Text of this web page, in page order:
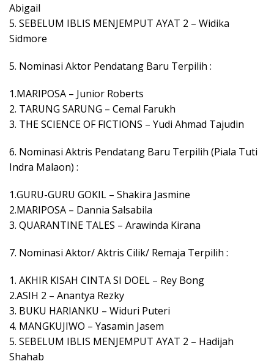
Abigail
5. SEBELUM IBLIS MENJEMPUT AYAT 2 – Widika
Sidmore
5. Nominasi Aktor Pendatang Baru Terpilih :
1.MARIPOSA – Junior Roberts
2. TARUNG SARUNG – Cemal Farukh
3. THE SCIENCE OF FICTIONS – Yudi Ahmad Tajudin
6. Nominasi Aktris Pendatang Baru Terpilih (Piala Tuti
Indra Malaon) :
1.GURU-GURU GOKIL – Shakira Jasmine
2.MARIPOSA – Dannia Salsabila
3. QUARANTINE TALES – Arawinda Kirana
7. Nominasi Aktor/ Aktris Cilik/ Remaja Terpilih :
1. AKHIR KISAH CINTA SI DOEL – Rey Bong
2.ASIH 2 – Anantya Rezky
3. BUKU HARIANKU – Widuri Puteri
4. MANGKUJIWO – Yasamin Jasem
5. SEBELUM IBLIS MENJEMPUT AYAT 2 – Hadijah
Shahab